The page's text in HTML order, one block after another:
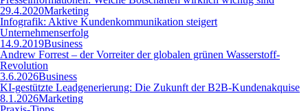
29.4.2020Marketing
Infografik: Aktive Kundenkommunikation steigert
Unternehmenserfolg
14.9.2019Business
Andrew Forrest – der Vorreiter der globalen grünen Wasserstoff-
Revolution
3.6.2026Business
KI-gestützte Leadgenerierung: Die Zukunft der B2B-Kundenakquise
8.1.2026Marketing